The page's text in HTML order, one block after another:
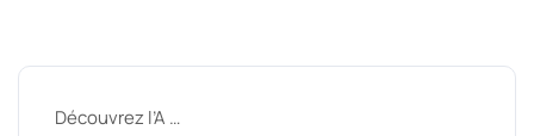
Découvrez l’A …